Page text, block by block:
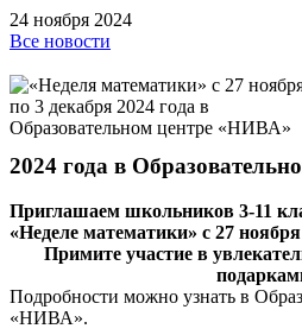
24 ноября 2024
Все новости
2024 года в
Приглашаем школьников 3-11
«Неделе математики» с 27
Примите участие в
Подробности можно узнать в
«НИВА».